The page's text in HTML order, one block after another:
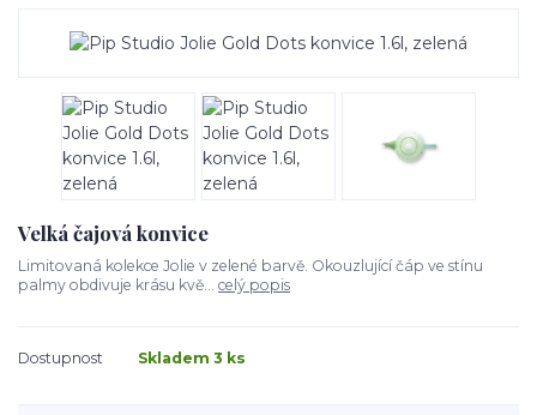
Velká čajová konvice
Limitovaná kolekce Jolie v zelené barvě. Okouzlující čáp ve stínu
palmy obdivuje krásu kvě... celý popis
Dostupnost Skladem 3 ks